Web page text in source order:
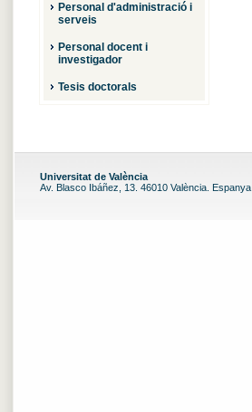
Personal d'administració i
serveis
Personal docent i
investigador
Tesis doctorals
Universitat de València
Av. Blasco Ibáñez, 13. 46010 València. Espanya